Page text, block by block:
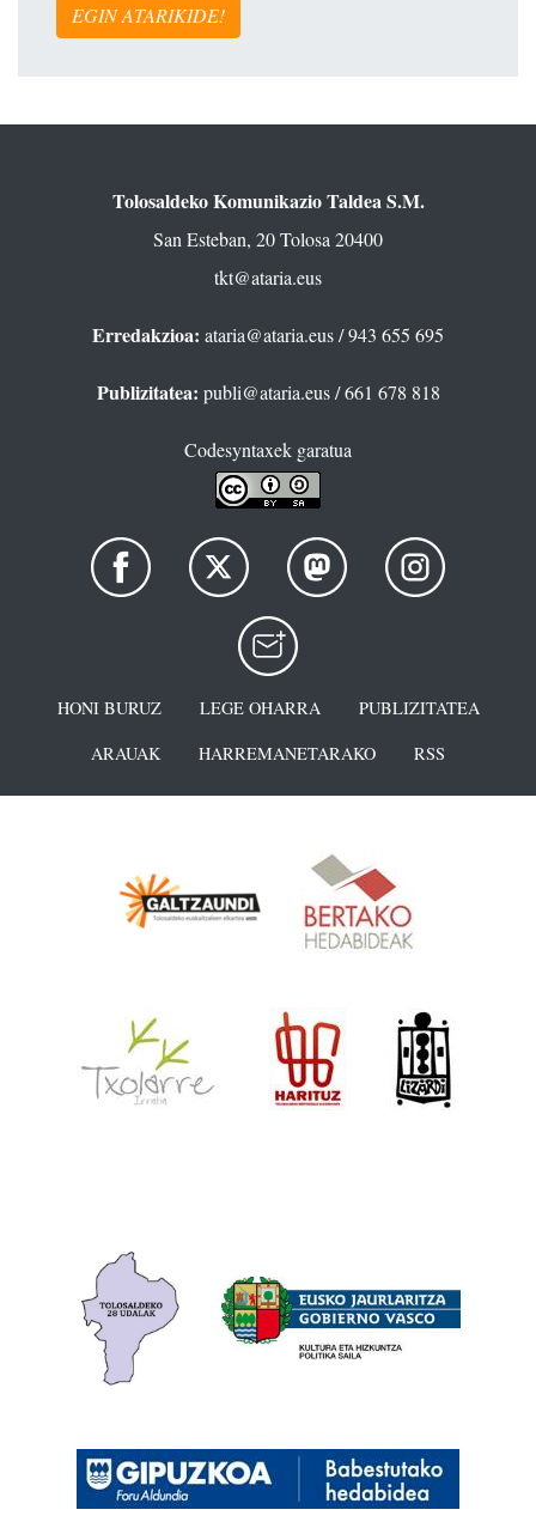
EGIN ATARIKIDE!
Tolosaldeko Komunikazio Taldea S.M.
San Esteban, 20 Tolosa 20400
tkt@ataria.eus
Erredakzioa: ataria@ataria.eus/ 943 655 695
Publizitatea: publi@ataria.eus/ 661 678 818
Codesyntaxek garatua
HONI BURUZ LEGE OHARRA
PUBLIZITATEA
ARAUAK
HARREMANETARAKO RSS